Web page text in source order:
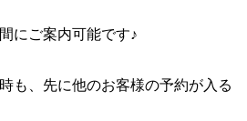
にご案内可能です♪
も、先に他のお客様の予約が入る